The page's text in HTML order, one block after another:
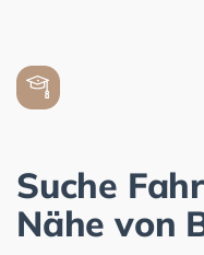
Suche
Nähe von